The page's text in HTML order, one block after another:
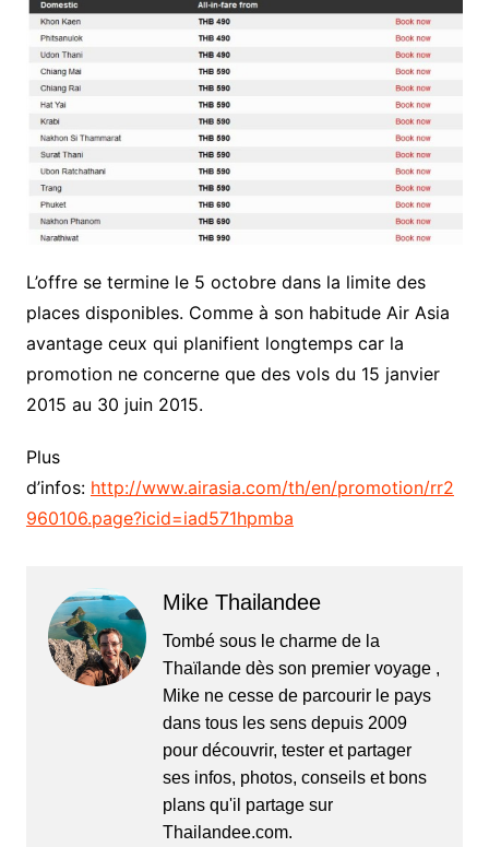
L’offre se termine le 5 octobre dans la limite des
places disponibles. Comme à son habitude Air Asia
avantage ceux qui planifient longtemps car la
promotion ne concerne que des vols du 15 janvier
2015 au 30 juin 2015.
Plus
d’infos: http://www.airasia.com/th/en/promotion/rr2
960106.page?icid=iad571hpmba
Mike Thailandee
Tombé sous le charme de la
Thaïlande dès son premier voyage ,
Mike ne cesse de parcourir le pays
dans tous les sens depuis 2009
pour découvrir, tester et partager
ses infos, photos, conseils et bons
plans qu'il partage sur
Thailandee.com.